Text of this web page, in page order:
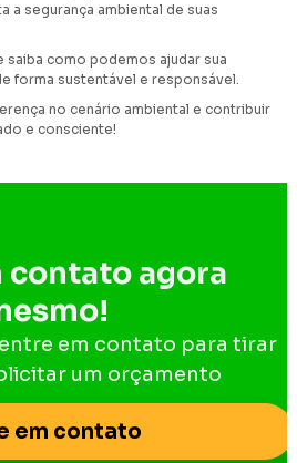
a segurança ambiental de suas
como podemos ajudar sua
forma sustentável e responsável.
no cenário ambiental e contribuir
e consciente!
contato agora
em contato para tirar
um orçamento
em contato